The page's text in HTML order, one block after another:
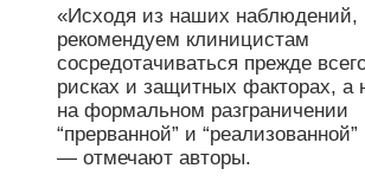
«Исходя из наших
рекомендуем клиницистам
сосредотачиваться прежде
рисках и защитных факторах, а
на формальном разграничении
“прерванной” и
— отмечают авторы.